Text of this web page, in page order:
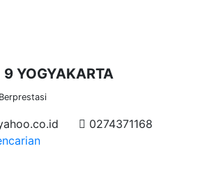
9 YOGYAKARTA
0274371168